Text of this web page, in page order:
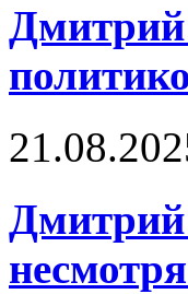
Дмитрий